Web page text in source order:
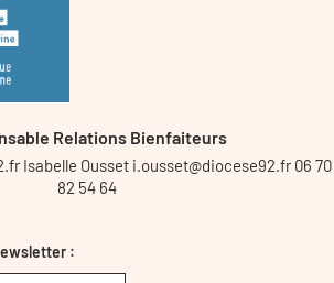
Relations Bienfaiteurs
Isabelle Ousset i.ousset@diocese92.fr 06 70
82 54 64
: